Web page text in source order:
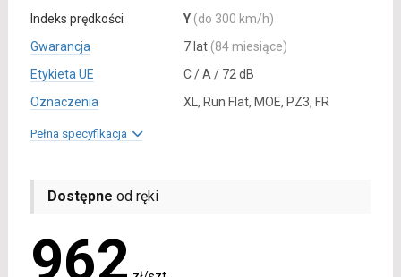
Indeks prędkości
Y (do 300 km/h)
Gwarancja
7 lat (84 miesiące)
Etykieta UE
C / A / 72 dB
Oznaczenia
XL, Run Flat, MOE, PZ3, FR
Pełna specyfikacja
Dostępne od ręki
962